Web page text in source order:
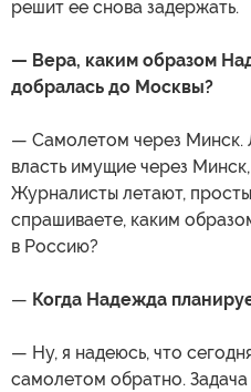
решит ее снова задержать.
— Вера, каким образом
добралась до Москвы?
— Самолетом через Минск.
власть имущие через
Журналисты летают,
спрашиваете, каким
в Россию?
— Когда Надежда
— Ну, я надеюсь, что
самолетом обратно.